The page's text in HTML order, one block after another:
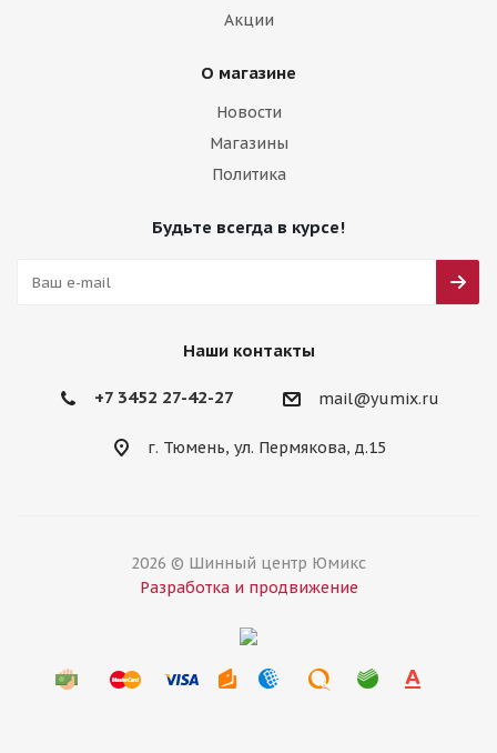
Акции
О магазине
Новости
Магазины
Политика
Будьте всегда в курсе!
Наши контакты
+7 3452 27-42-27 mail@yumix.ru
г. Тюмень, ул. Пермякова, д.15
2026 © Шинный центр Юмикс
Разработка и продвижение